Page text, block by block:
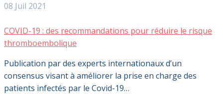
08 Juil 2021
COVID-19 : des recommandations pour réduire le risque
thromboembolique
Publication par des experts internationaux d’un
consensus visant à améliorer la prise en charge des
patients infectés par le Covid-19…